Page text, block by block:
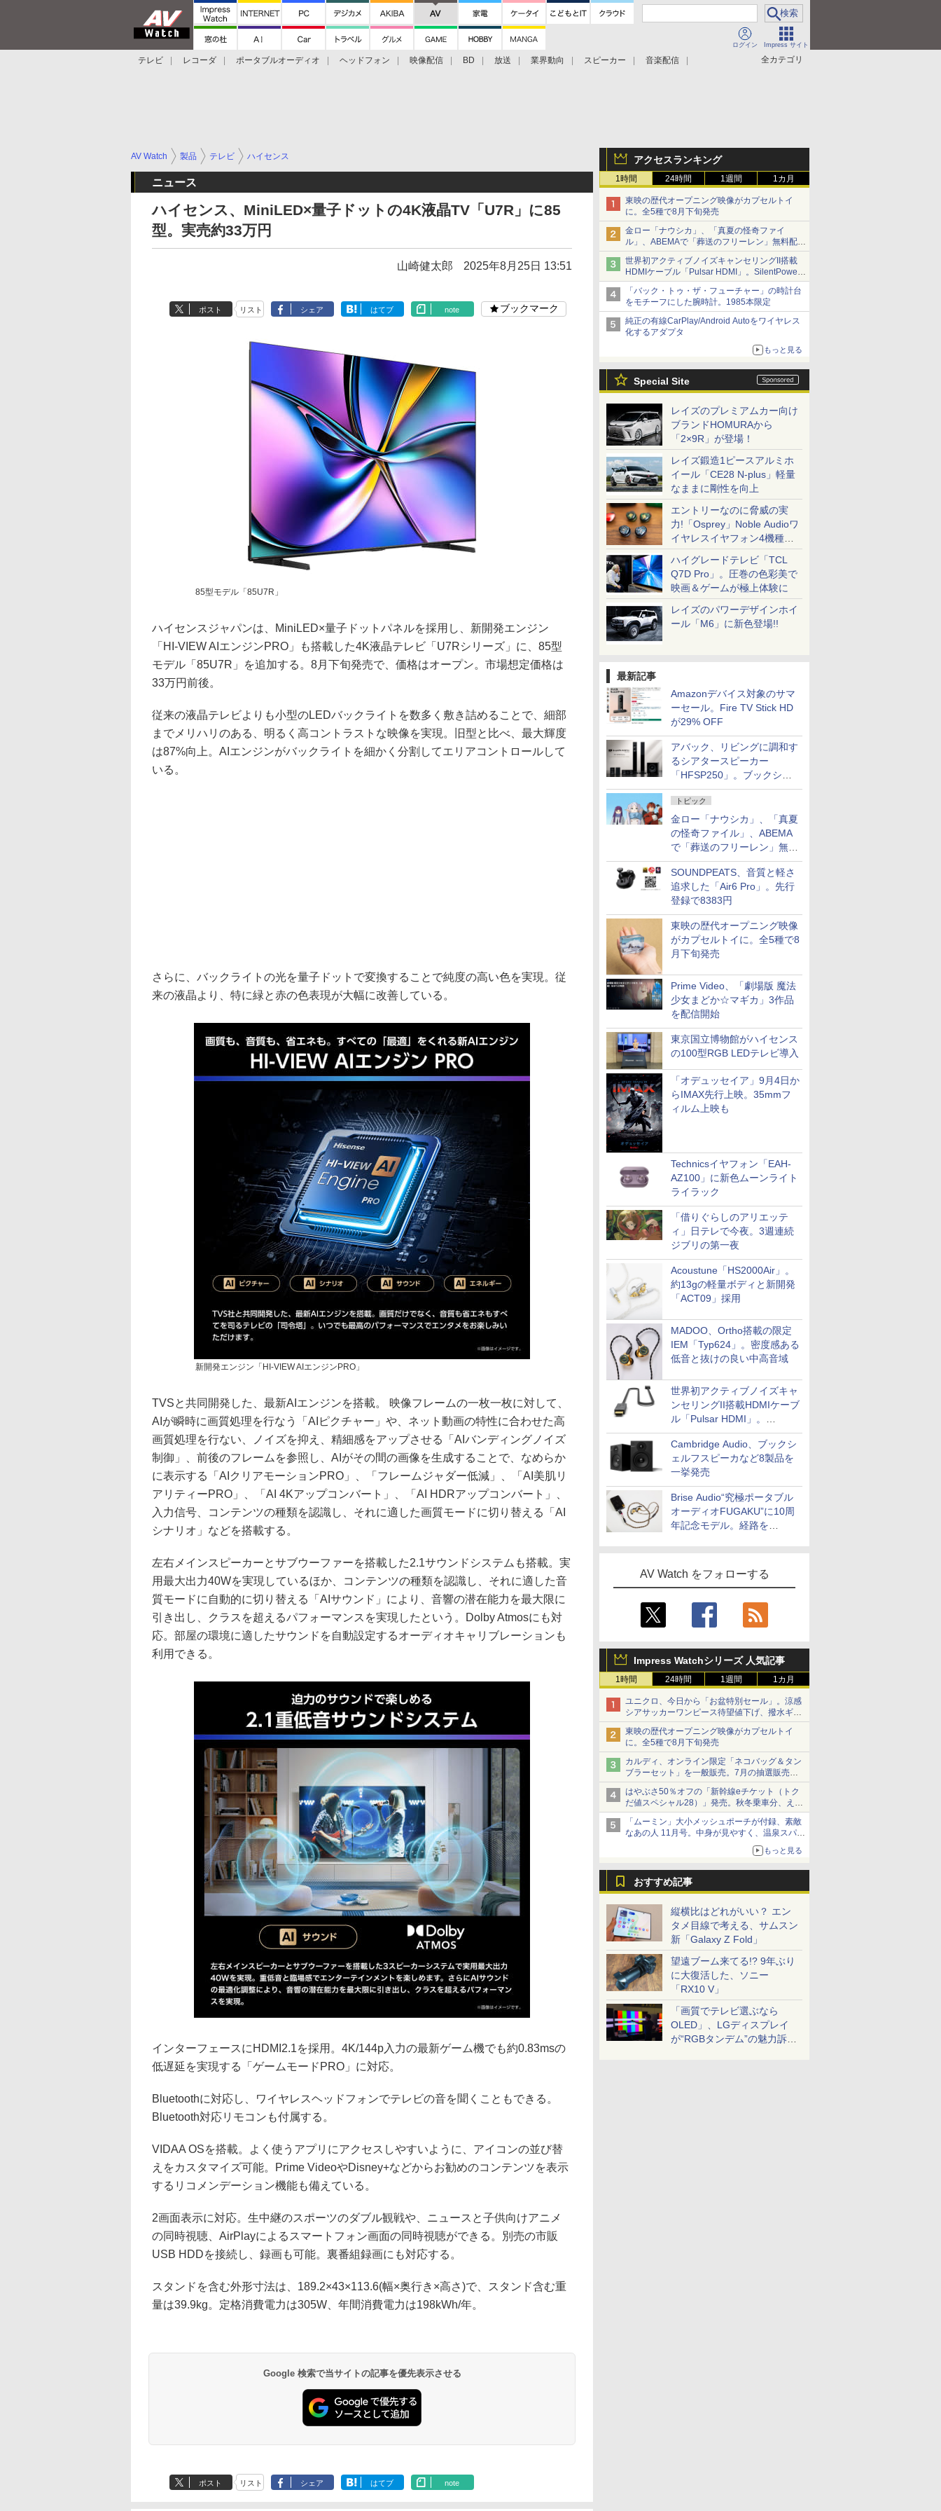
ログイン Impress サイト
全カテゴリ
テレビ レコーダ ポータブルオーディオ ヘッドフォン 映像配信 BD 放送 業界動向 スピーカー
音楽配信
アクセスランキング
1時間 24時間 1週間 1カ月
東映の歴代オープニング映像がカプセルトイ
に。全5種で8月下旬発売
金ロー「ナウシカ」、「真夏の怪奇ファイ
ル」、ABEMAで「葬送のフリーレン」無料配信
など。夏の特番・配信情報
世界初アクティブノイズキャンセリングII搭載
HDMIケーブル「Pulsar HDMI」。SilentPower
から
「バック・トゥ・ザ・フューチャー」の時計台
をモチーフにした腕時計。1985本限定
純正の有線CarPlay/Android Autoをワイヤレス
化するアダプタ
もっと見る
Special Site
レイズのプレミアムカー向け
ブランドHOMURAから
「2×9R」が登場！
レイズ鍛造1ピースアルミホ
イール「CE28 N-plus」軽量
なままに剛性を向上
エントリーなのに脅威の実
力!「Osprey」Noble Audioワ
イヤレスイヤフォン4機種を
一気に聴く
ハイグレードテレビ「TCL
Q7D Pro」。圧巻の色彩美で
映画＆ゲームが極上体験に
レイズのパワーデザインホイ
ール「M6」に新色登場!!
最新記事
Amazonデバイス対象のサマ
ーセール。Fire TV Stick HD
が29% OFF
アバック、リビングに調和す
るシアタースピーカー
「HFSP250」。ブックシェ
ルフはペア3万円以下
トピック
金ロー「ナウシカ」、「真夏
の怪奇ファイル」、ABEMA
で「葬送のフリーレン」無料
配信など。夏の特番・配信情
報
SOUNDPEATS、音質と軽さ
追求した「Air6 Pro」。先行
登録で8383円
東映の歴代オープニング映像
がカプセルトイに。全5種で8
月下旬発売
Prime Video、「劇場版 魔法
少女まどか☆マギカ」3作品
を配信開始
東京国立博物館がハイセンス
の100型RGB LEDテレビ導入
「オデュッセイア」9月4日か
らIMAX先行上映。35mmフ
ィルム上映も
Technicsイヤフォン「EAH-
AZ100」に新色ムーンライト
ライラック
「借りぐらしのアリエッテ
ィ」日テレで今夜。3週連続
ジブリの第一夜
Acoustune「HS2000Air」。
約13gの軽量ボディと新開発
「ACT09」採用
MADOO、Ortho搭載の限定
IEM「Typ624」。密度感ある
低音と抜けの良い中高音域
世界初アクティブノイズキャ
ンセリングII搭載HDMIケーブ
ル「Pulsar HDMI」。
SilentPowerから
Cambridge Audio、ブックシ
ェルフスピーカなど8製品を
一挙発売
Brise Audio“究極ポータブル
オーディオFUGAKU”に10周
年記念モデル。経路を
AV Watch をフォローする
Impress Watchシリーズ 人気記事
1時間 24時間 1週間 1カ月
ユニクロ、今日から「お盆特別セール」。涼感
シアサッカーワンピース待望値下げ、撥水ギア
ショーツは1990円に
東映の歴代オープニング映像がカプセルトイ
に。全5種で8月下旬発売
カルディ、オンライン限定「ネコバッグ＆タン
ブラーセット」を一般販売。7月の抽選販売の
当選無効分
はやぶさ50％オフの「新幹線eチケット（トク
だ値スペシャル28）」発売。秋冬乗車分、えき
ねっと限定
「ムーミン」大小メッシュポーチが付録、素敵
なあの人 11月号。中身が見やすく、温泉スパに
もっと見る
おすすめ記事
縦横比はどれがいい？ エン
タメ目線で考える、サムスン
新「Galaxy Z Fold」
望遠ブーム来てる!? 9年ぶり
に大復活した、ソニー
「RX10 V」
「画質でテレビ選ぶなら
OLED」、LGディスプレイ
が“RGBタンデム”の魅力訴
AV Watch 製品 テレビ ハイセンス
ニュース
ハイセンス、MiniLED×量子ドットの4K液晶TV「U7R」に85
型。実売約33万円
山崎健太郎 2025年8月25日 13:51
ポスト リスト シェア はてブ note ブックマーク
85型モデル「85U7R」
ハイセンスジャパンは、MiniLED×量子ドットパネルを採用し、新開発エンジン
「HI-VIEW AIエンジンPRO」も搭載した4K液晶テレビ「U7Rシリーズ」に、85型
モデル「85U7R」を追加する。8月下旬発売で、価格はオープン。市場想定価格は
33万円前後。
従来の液晶テレビよりも小型のLEDバックライトを数多く敷き詰めることで、細部
までメリハリのある、明るく高コントラストな映像を実現。旧型と比べ、最大輝度
は87%向上。AIエンジンがバックライトを細かく分割してエリアコントロールして
いる。
さらに、バックライトの光を量子ドットで変換することで純度の高い色を実現。従
来の液晶より、特に緑と赤の色表現が大幅に改善している。
新開発エンジン「HI-VIEW AIエンジンPRO」
TVSと共同開発した、最新AIエンジンを搭載。 映像フレームの一枚一枚に対して、
AIが瞬時に画質処理を行なう「AIピクチャー」や、ネット動画の特性に合わせた高
画質処理を行ない、ノイズを抑え、精細感をアップさせる「AIバンディングノイズ
制御」、前後のフレームを参照し、AIがその間の画像を生成することで、なめらか
に表示する「AIクリアモーションPRO」、「フレームジャダー低減」、「AI美肌リ
アリティーPRO」、「AI 4Kアップコンバート」、「AI HDRアップコンバート」、
入力信号、コンテンツの種類を認識し、それに適した画質モードに切り替える「AI
シナリオ」などを搭載する。
左右メインスピーカーとサブウーファーを搭載した2.1サウンドシステムも搭載。実
用最大出力40Wを実現しているほか、コンテンツの種類を認識し、それに適した音
質モードに自動的に切り替える「AIサウンド」により、音響の潜在能力を最大限に
引き出し、クラスを超えるパフォーマンスを実現したという。Dolby Atmosにも対
応。部屋の環境に適したサウンドを自動設定するオーディオキャリブレーションも
利用できる。
インターフェースにHDMI2.1を採用。4K/144p入力の最新ゲーム機でも約0.83msの
低遅延を実現する「ゲームモードPRO」に対応。
Bluetoothに対応し、ワイヤレスヘッドフォンでテレビの音を聞くこともできる。
Bluetooth対応リモコンも付属する。
VIDAA OSを搭載。よく使うアプリにアクセスしやすいように、アイコンの並び替
えをカスタマイズ可能。Prime VideoやDisney+などからお勧めのコンテンツを表示
するリコメンデーション機能も備えている。
2画面表示に対応。生中継のスポーツのダブル観戦や、ニュースと子供向けアニメ
の同時視聴、AirPlayによるスマートフォン画面の同時視聴ができる。別売の市販
USB HDDを接続し、録画も可能。裏番組録画にも対応する。
スタンドを含む外形寸法は、189.2×43×113.6(幅×奥行き×高さ)で、スタンド含む重
量は39.9kg。定格消費電力は305W、年間消費電力は198kWh/年。
Google 検索で当サイトの記事を優先表示させる
ポスト リスト シェア はてブ note